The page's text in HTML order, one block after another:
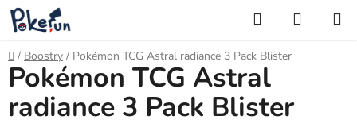
Přejít
na
obsah
Hledat
KOŠÍK
Domů
/ Boostry / Pokémon TCG Astral radiance 3 Pack Blister
Pokémon TCG Astral
radiance 3 Pack Blister